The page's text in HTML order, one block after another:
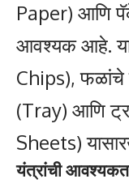
Paper) आणि
आवश्यक आहे.
Chips), फळांचे
(Tray) आणि
Sheets)
यंत्रांची